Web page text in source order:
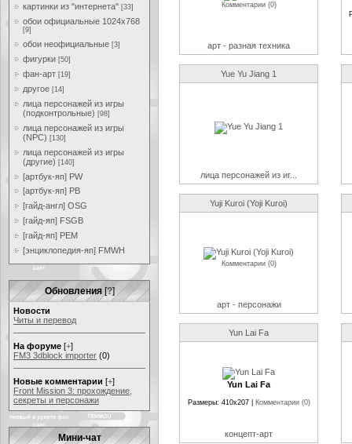
картинки из "интернета" [33]
обои официальные 1024x768
[9]
обои неофициальные [3]
фигурки [50]
фан-арт [19]
другое [14]
лица персонажей из игры
(подконтрольные) [98]
лица персонажей из игры
(NPC) [130]
лица персонажей из игры
(другие) [140]
[артбук-яп] PW
[артбук-яп] PB
[гайд-англ] OSG
[гайд-яп] FSGB
[гайд-яп] PEM
[энциклопедия-яп] FMWH
Обновления [?]
Новости
Читы и перевод
На форуме [+]
FM3 3dblock importer (0)
Новые комментарии [+]
Front Mission 3: прохождение,
секреты и персонажи
Мини-чат
Комментарии (0)
арт - разная техника
Yue Yu Jiang 1
лица персонажей из иг...
Yuji Kuroi (Yoji Kuroi)
Комментарии (0)
арт - персонажи
Yun Lai Fa
Yun Lai Fa
Размеры: 410x207 | Комментарии (0)
концепт-арт